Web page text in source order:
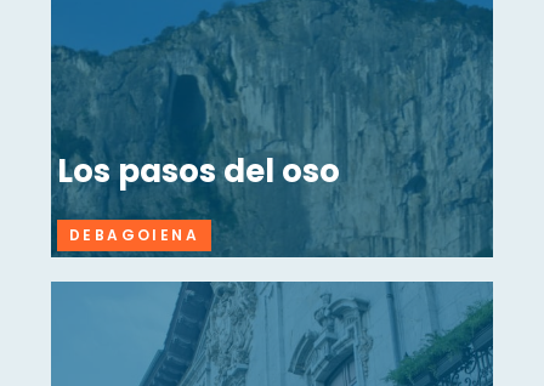
Los pasos del oso
DEBAGOIENA